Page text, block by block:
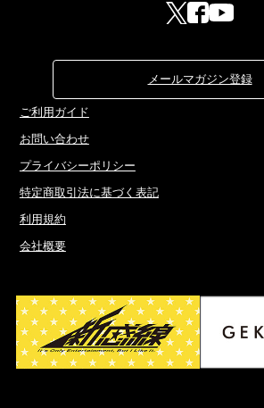
メールマガジン登録
ご利用ガイド
お問い合わせ
プライバシーポリシー
特定商取引法に基づく表記
利用規約
会社概要